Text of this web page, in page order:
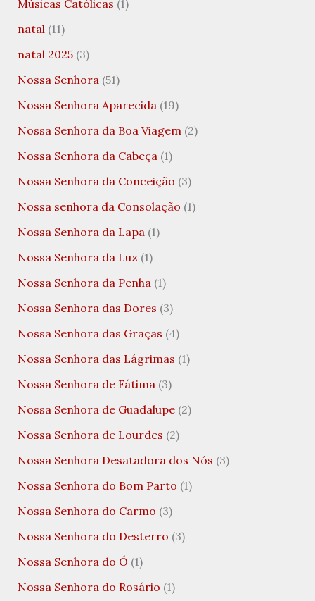
Músicas Católicas (1)
natal (11)
natal 2025(3)
Nossa Senhora (51)
Nossa Senhora Aparecida (19)
Nossa Senhora da Boa Viagem (2)
Nossa Senhora da Cabeça (1)
Nossa Senhora da Conceição (3)
Nossa senhora da Consolação (1)
Nossa Senhora da Lapa (1)
Nossa Senhora da Luz (1)
Nossa Senhora da Penha (1)
Nossa Senhora das Dores (3)
Nossa Senhora das Graças (4)
Nossa Senhora das Lágrimas (1)
Nossa Senhora de Fátima (3)
Nossa Senhora de Guadalupe(2)
Nossa Senhora de Lourdes (2)
Nossa Senhora Desatadora dos Nós (3)
Nossa Senhora do Bom Parto (1)
Nossa Senhora do Carmo (3)
Nossa Senhora do Desterro (3)
Nossa Senhora do Ó (1)
Nossa Senhora do Rosário (1)